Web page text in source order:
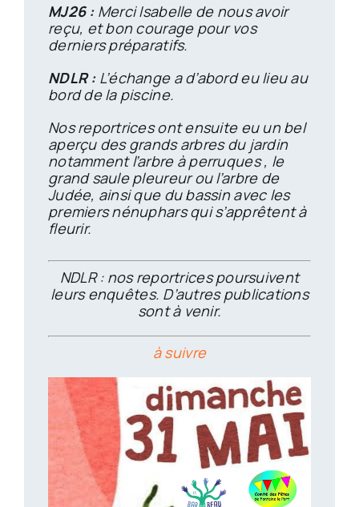
MJ26 :Merci Isabelle de nous avoir
reçu, et bon courage pour vos
derniers préparatifs.
NDLR :L’échange a d’abord eu lieu au
bord de la piscine.
Nos reportrices ont ensuite eu un bel
aperçu des grands arbres du jardin
notamment l’arbre à perruques , le
grand saule pleureur ou l’arbre de
Judée, ainsi que du bassin avec les
premiers nénuphars qui s’apprêtent à
fleurir.
NDLR : nos reportrices poursuivent
leurs enquêtes. D’autres publications
sont à venir.
à suivre